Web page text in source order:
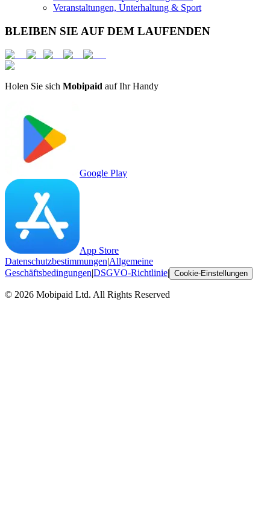
Veranstaltungen, Unterhaltung & Sport
BLEIBEN SIE AUF DEM LAUFENDEN
Holen Sie sich Mobipaid auf Ihr Handy
Google Play
App Store
Datenschutzbestimmungen|Allgemeine
Geschäftsbedingungen|DSGVO-Richtlinie| Cookie-Einstellungen
© 2026 Mobipaid Ltd. All Rights Reserved